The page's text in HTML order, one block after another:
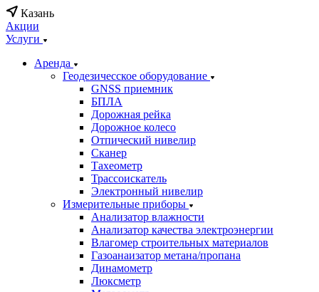
Казань
Акции
Услуги
Аренда
Геодезичесское оборудование
GNSS приемник
БПЛА
Дорожная рейка
Дорожное колесо
Отпический нивелир
Сканер
Тахеометр
Трассоискатель
Электронный нивелир
Измерительные приборы
Анализатор влажности
Анализатор качества электроэнергии
Влагомер строительных материалов
Газоанаизатор метана/пропана
Динамометр
Люксметр